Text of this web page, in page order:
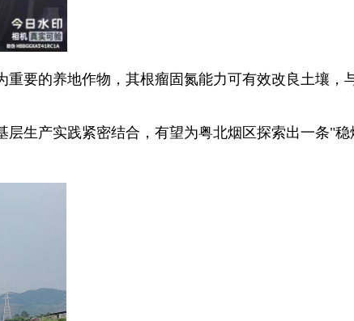
要的养地作物，其根瘤固氮能力可有效改良土壤，
生产实践紧密结合，有望为粤北烟区探索出一条"稳